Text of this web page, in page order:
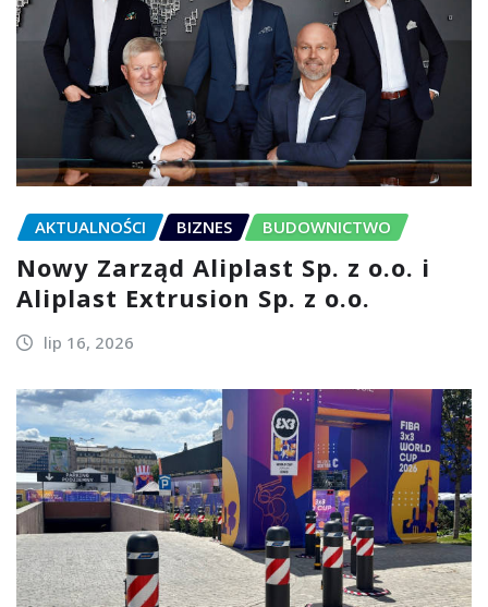
AKTUALNOŚCI BIZNES BUDOWNICTWO
Nowy Zarząd Aliplast Sp. z o.o. i
Aliplast Extrusion Sp. z o.o.
lip 16, 2026